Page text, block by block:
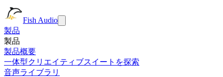
Fish Audio
製品
製品
製品概要
一体型クリエイティブスイートを探索
音声ライブラリ